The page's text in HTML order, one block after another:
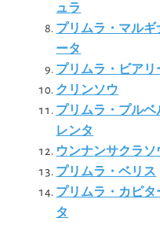
ュラ
プリムラ・マルギ
ータ
プリムラ・ビアリ
クリンソウ
プリムラ・プルベ
レンタ
ウンナンサクラソ
プリムラ・ベリス
プリムラ・カピタ
タ